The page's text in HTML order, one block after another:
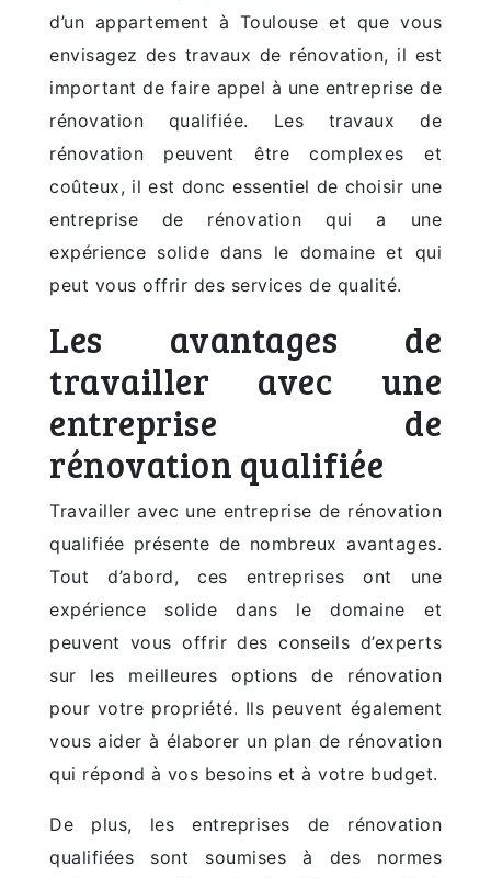
d’un appartement à Toulouse et que vous
envisagez des travaux de rénovation, il est
important de faire appel à une entreprise de
rénovation qualifiée. Les travaux de
rénovation peuvent être complexes et
coûteux, il est donc essentiel de choisir une
entreprise de rénovation qui a une
expérience solide dans le domaine et qui
peut vous offrir des services de qualité.
Les avantages de
travailler avec une
entreprise de
rénovation qualifiée
Travailler avec une entreprise de rénovation
qualifiée présente de nombreux avantages.
Tout d’abord, ces entreprises ont une
expérience solide dans le domaine et
peuvent vous offrir des conseils d’experts
sur les meilleures options de rénovation
pour votre propriété. Ils peuvent également
vous aider à élaborer un plan de rénovation
qui répond à vos besoins et à votre budget.
De plus, les entreprises de rénovation
qualifiées sont soumises à des normes